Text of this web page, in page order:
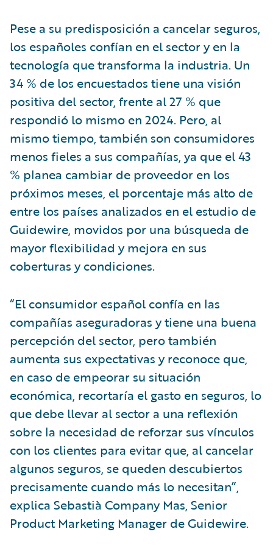
Pese a su predisposición a cancelar seguros,
los españoles confían en el sector y en la
tecnología que transforma la industria. Un
34 % de los encuestados tiene una visión
positiva del sector, frente al 27 % que
respondió lo mismo en 2024. Pero, al
mismo tiempo, también son consumidores
menos fieles a sus compañías, ya que el 43
% planea cambiar de proveedor en los
próximos meses, el porcentaje más alto de
entre los países analizados en el estudio de
Guidewire, movidos por una búsqueda de
mayor flexibilidad y mejora en sus
coberturas y condiciones.
“El consumidor español confía en las
compañías aseguradoras y tiene una buena
percepción del sector, pero también
aumenta sus expectativas y reconoce que,
en caso de empeorar su situación
económica, recortaría el gasto en seguros, lo
que debe llevar al sector a una reflexión
sobre la necesidad de reforzar sus vínculos
con los clientes para evitar que, al cancelar
algunos seguros, se queden descubiertos
precisamente cuando más lo necesitan”,
explica Sebastià Company Mas, Senior
Product Marketing Manager de Guidewire.